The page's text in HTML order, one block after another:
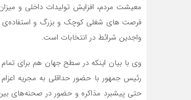
معیشت مردم، افزایش تولیدات داخلی و
فرصت های شغلی کوچک و بزرگ و استفاده‌ی
واجدین شرائط در انتخابات است.
رئیس جمهور با حضور حداقلی به مجریه
حتی پیشبرد مذاکره و حضور در صحنه‌های